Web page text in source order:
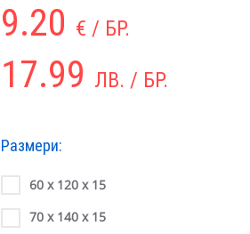
9.20 € / БР.
17.99 ЛВ. / БР.
Размери:
60 х 120 х 15
70 х 140 х 15